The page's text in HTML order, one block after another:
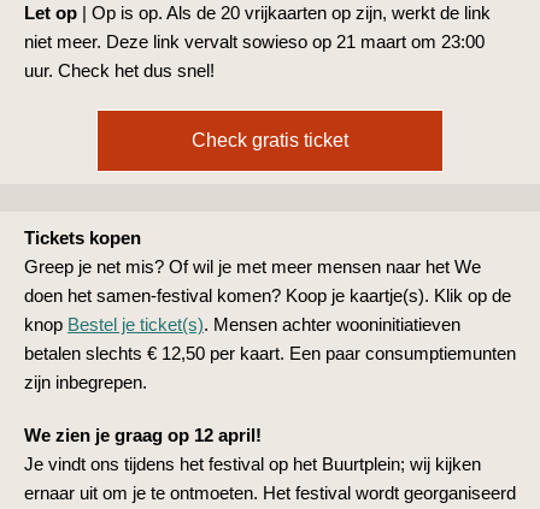
Let op | Op is op. Als de 20 vrijkaarten op zijn, werkt de link
niet meer. Deze link vervalt sowieso op 21 maart om 23:00
uur. Check het dus snel!
Check gratis ticket
Tickets kopen
Greep je net mis? Of wil je met meer mensen naar het We
doen het samen-festival komen? Koop je kaartje(s). Klik op de
knop Bestel je ticket(s). Mensen achter wooninitiatieven
betalen slechts € 12,50 per kaart. Een paar consumptiemunten
zijn inbegrepen.
We zien je graag op 12 april!
Je vindt ons tijdens het festival op het Buurtplein; wij kijken
ernaar uit om je te ontmoeten. Het festival wordt georganiseerd